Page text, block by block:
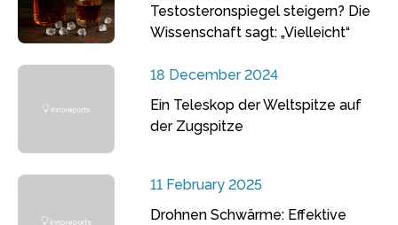
Testosteronspiegel steigern? Die
Wissenschaft sagt: „Vielleicht“
18 December 2024
Ein Teleskop der Weltspitze auf
der Zugspitze
11 February 2025
Drohnen Schwärme: Effektive